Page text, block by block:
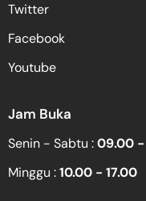
Twitter
Facebook
Youtube
Jam Buka
Senin - Sabtu :09.00 -
Minggu :10.00 - 17.00